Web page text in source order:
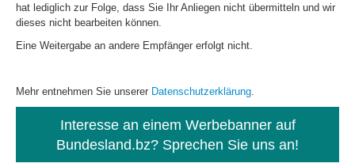
hat lediglich zur Folge, dass Sie Ihr Anliegen nicht übermitteln und wir
dieses nicht bearbeiten können.
Eine Weitergabe an andere Empfänger erfolgt nicht.
Mehr entnehmen Sie unserer Datenschutzerklärung
Interesse an einem Werbebanner auf
Bundesland.bz? Sprechen Sie uns an!